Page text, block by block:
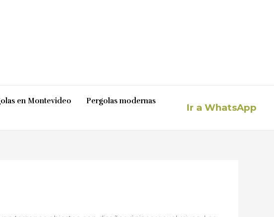
en Montevideo
Pergolas modernas
Ir a WhatsApp